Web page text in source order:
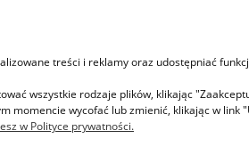
treści i reklamy oraz udostępniać
wszystkie rodzaje plików, klikając
momencie wycofać lub zmienić, klikając w link
w Polityce prywatności.